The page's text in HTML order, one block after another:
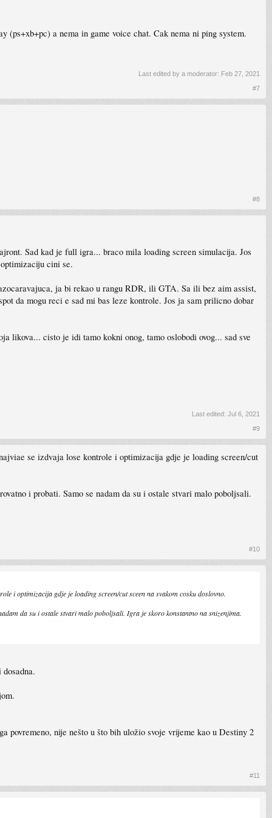
a nema in game voice chat. Cak nema ni ping system.
Last edited by a moderator: Feb 27, 2021
#7
#8
Sad kad je full igra... braco mila loading screen simulacija. Jos
cini se.
ja bi rekao u rangu RDR, ili GTA. Sa ili bez aim assist,
da mogu reci e sad mi bas leze kontrole. Jos ja sam prilicno dobar
likova... cisto je idi tamo kokni onog, tamo oslobodi ovog... sad sve
Last edited: Jul 6, 2021
#9
se izdvaja lose kontrole i optimizacija gdje je loading screen/cut
i probati. Samo se nadam da su i ostale stvari malo poboljsali.
#10
i optimizacija gdje je loading screen/cut sceen na svakom cosku doslovno.
da su i ostale stvari malo poboljsali. Igra je skoro konstantno na snizenjima.
povremeno, nije nešto u što bih uložio svoje vrijeme kao u Destiny 2
#11